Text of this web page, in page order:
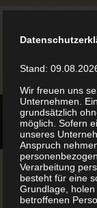
Stand:
Wir freuen uns
Unternehmen.
grundsätzlich
möglich. Sofern
unseres
Anspruch
Verarbeitung
besteht für eine
Grundlage,
betroffenen